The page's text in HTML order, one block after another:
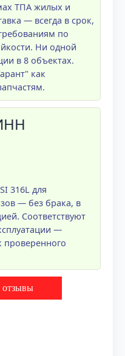
ТПА жилых и
— всегда в срок,
по
Ни одной
в 8 объектах.
как
316L для
— без брака, в
Соответствуют
—
проверенного
отзывы